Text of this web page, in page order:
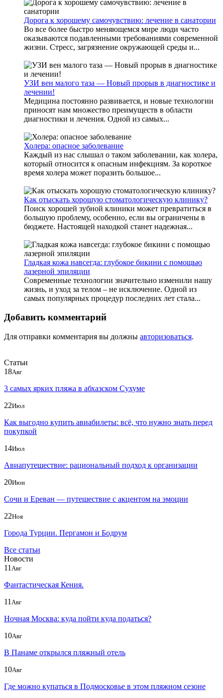
Дорога к хорошему самочувствию: лечение в санатории
Во все более быстро меняющемся мире люди часто
оказываются подавленными требованиями современной
жизни. Стресс, загрязнение окружающей среды и...
УЗИ вен малого таза — Новый прорыв в диагностике и
лечении!
Медицина постоянно развивается, и новые технологии
приносят нам множество преимуществ в области
диагностики и лечения. Одной из самых...
Холера: опасное заболевание
Каждый из нас слышал о таком заболевании, как холера,
который относится к опасным инфекциям. За короткое
время холера может поразить большое...
Как отыскать хорошую стоматологическую клинику?
Поиск хорошей зубной клиники может превратиться в
большую проблему, особенно, если вы ограничены в
бюджете. Настоящей находкой станет надежная...
Гладкая кожа навсегда: глубокое бикини с помощью
лазерной эпиляции
Современные технологии значительно изменили нашу
жизнь, и уход за телом – не исключение. Одной из
самых популярных процедур последних лет стала...
Добавить комментарий
Для отправки комментария вы должны авторизоваться.
Статьи
18Авг
3 самых ярких пляжа в абхазском Сухуме
22Июл
Как выгодно купить авиабилеты: всё, что нужно знать перед
покупкой
14Июл
Авиапутешествие: рациональный подход к организации
20Июн
Сочи и Ереван — путешествие с акцентом на эмоции
22Ноя
Города Турции. Пергамон и Бодрум
Все статьи
Новости
11 Авг
Фантастическая Кения.
11 Авг
Ночная Москва: куда пойти куда податься?
10Авг
В Панаме открылся пляжный отель
10Авг
Где можно купаться в Подмосковье в этом пляжном сезоне